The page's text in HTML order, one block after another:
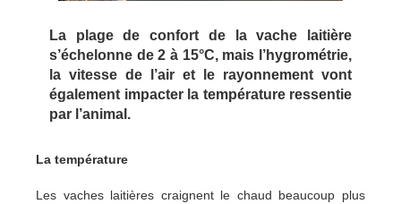
La plage de confort de la vache laitière
s’échelonne de 2 à 15°C, mais l’hygrométrie,
la vitesse de l’air et le rayonnement vont
également impacter la température ressentie
par l’animal.
La température
Les vaches laitières craignent le chaud beaucoup plus